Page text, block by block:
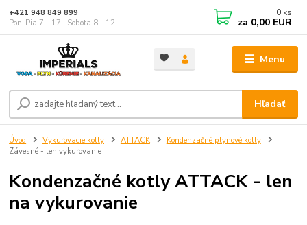
Menu
Hľadať
+421 948 849 899
Pon-Pia 7 - 17 ; Sobota 8 - 12
0 ks
za 0,00 EUR
Úvod Vykurovacie kotly ATTACK
Kondenzačné plynové kotly
Závesné - len vykurovanie
Kondenzačné kotly ATTACK - len
na vykurovanie